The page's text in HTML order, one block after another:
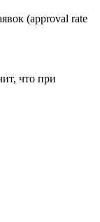
(approval rate
что при